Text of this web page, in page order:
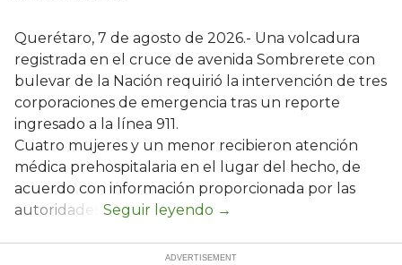
Querétaro, 7 de agosto de 2026.- Una volcadura
registrada en el cruce de avenida Sombrerete con
bulevar de la Nación requirió la intervención de tres
corporaciones de emergencia tras un reporte
ingresado a la línea 911.
Cuatro mujeres y un menor recibieron atención
médica prehospitalaria en el lugar del hecho, de
acuerdo con información proporcionada por las
autoridades.